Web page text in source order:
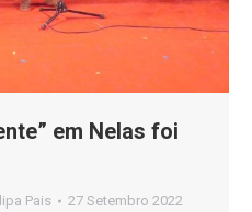
em Nelas foi
Pais 27 Setembro 2022